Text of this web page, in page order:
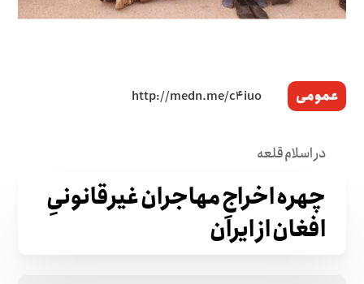
عمومی
در اسلام قلعه
چهره اخراجِ مهاجران غیرقانونیِ
افغان از ایران